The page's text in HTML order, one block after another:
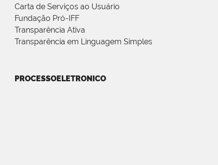
Carta de Serviços ao Usuário
Fundação Pró-IFF
Transparência Ativa
Transparência em Linguagem Simples
PROCESSOELETRONICO